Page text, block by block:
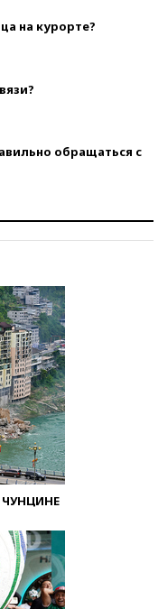
на курорте?
обращаться с